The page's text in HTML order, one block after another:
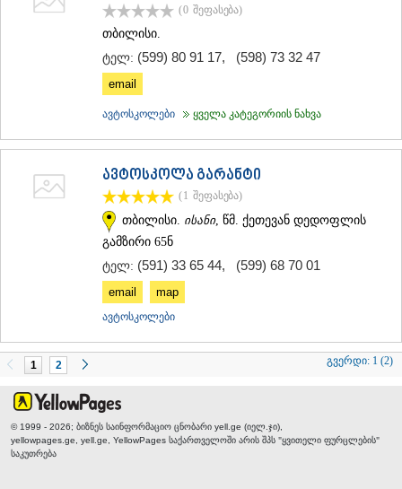
(0 შეფასება)
თბილისი.
ტელ: (599) 80 91 17, (598) 73 32 47
email
ავტოსკოლები ყველა კატეგორიის ნახვა
ავტოსკოლა გარანტი
(1 შეფასება)
თბილისი. ისანი, წმ. ქეთევან დედოფლის
გამზირი 65ნ
ტელ: (591) 33 65 44, (599) 68 70 01
email map
ავტოსკოლები
1 2 გვერდი: 1 (2)
© 1999 - 2026; ბიზნეს საინფორმაციო ცნობარი yell.ge (იელ.ჯი),
yellowpages.ge, yell.ge, YellowPages საქართველოში არის შპს "ყვითელი ფურცლების"
საკუთრება